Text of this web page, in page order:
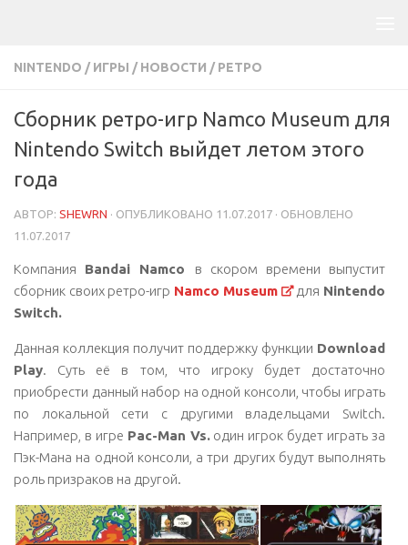
NINTENDO / ИГРЫ / НОВОСТИ / РЕТРО
Сборник ретро-игр Namco Museum для
Nintendo Switch выйдет летом этого
года
АВТОР: SHEWRN · ОПУБЛИКОВАНО 11.07.2017 · ОБНОВЛЕНО
11.07.2017
Компания Bandai Namco в скором времени выпустит
сборник своих ретро-игр Namco Museum для Nintendo
Switch.
Данная коллекция получит поддержку функции Download
Play. Суть её в том, что игроку будет достаточно
приобрести данный набор на одной консоли, чтобы играть
по локальной сети с другими владельцами Switch.
Например, в игре Pac-Man Vs.один игрок будет играть за
Пэк-Мана на одной консоли, а три других будут выполнять
роль призраков на другой.